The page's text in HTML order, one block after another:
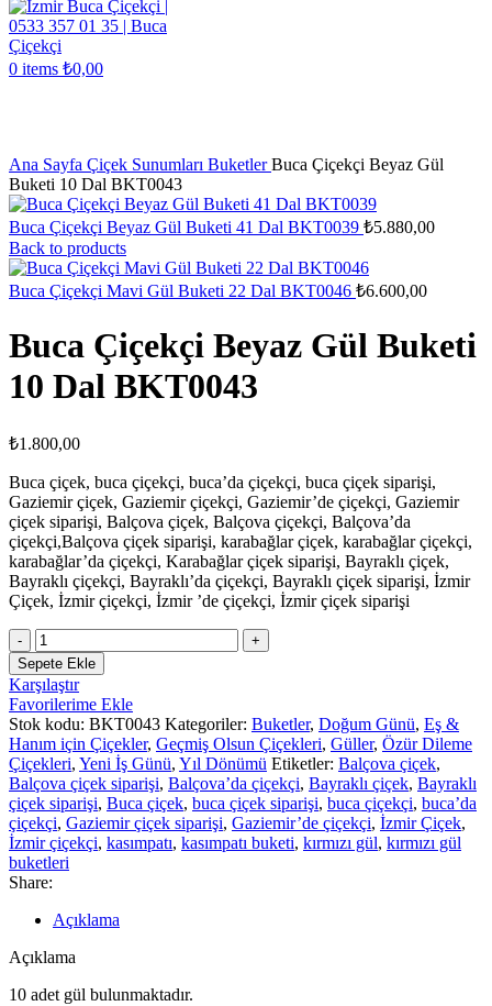
0 items ₺0,00
Ana Sayfa Çiçek Sunumları BuketlerBuca Çiçekçi Beyaz Gül
Buketi 10 Dal BKT0043
Buca Çiçekçi Beyaz Gül Buketi 41 Dal BKT0039 ₺5.880,00
Back to products
Buca Çiçekçi Mavi Gül Buketi 22 Dal BKT0046 ₺6.600,00
Buca Çiçekçi Beyaz Gül Buketi
10 Dal BKT0043
₺1.800,00
Buca çiçek, buca çiçekçi, buca’da çiçekçi, buca çiçek siparişi,
Gaziemir çiçek, Gaziemir çiçekçi, Gaziemir’de çiçekçi, Gaziemir
çiçek siparişi, Balçova çiçek, Balçova çiçekçi, Balçova’da
çiçekçi,Balçova çiçek siparişi, karabağlar çiçek, karabağlar çiçekçi,
karabağlar’da çiçekçi, Karabağlar çiçek siparişi, Bayraklı çiçek,
Bayraklı çiçekçi, Bayraklı’da çiçekçi, Bayraklı çiçek siparişi, İzmir
Çiçek, İzmir çiçekçi, İzmir ’de çiçekçi, İzmir çiçek siparişi
Buca
Çiçekçi
Beyaz
Gül
Buketi
10
Dal
BKT0043
adet
Sepete Ekle
Karşılaştır
Favorilerime Ekle
Stok kodu: BKT0043 Kategoriler: Buketler, Doğum Günü, Eş &
Hanım için Çiçekler, Geçmiş Olsun Çiçekleri, Güller, Özür Dileme
Çiçekleri, Yeni İş Günü, Yıl Dönümü Etiketler: Balçova çiçek,
Balçova çiçek siparişi, Balçova’da çiçekçi, Bayraklı çiçek, Bayraklı
çiçek siparişi, Buca çiçek, buca çiçek siparişi, buca çiçekçi, buca’da
çiçekçi, Gaziemir çiçek siparişi, Gaziemir’de çiçekçi, İzmir Çiçek,
İzmir çiçekçi, kasımpatı, kasımpatı buketi, kırmızı gül, kırmızı gül
buketleri
Share:
Açıklama
Açıklama
10 adet gül bulunmaktadır.